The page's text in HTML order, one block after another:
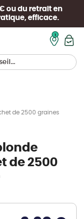
ou du retrait en
efficace.
de 2500 graines
de 2500